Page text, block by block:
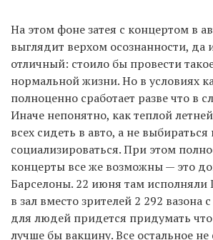
На этом фоне затея с концертом в
выглядит верхом осознанности, да
отличный: стоило бы провести
нормальной жизни. Но в условиях
полноценно сработает разве что в
Иначе непонятно, как теплой
всех сидеть в авто, а не
социализироваться. При этом
концерты все же возможны — это
Барселоны. 22 июня там исполняли
в зал вместо зрителей 2 292 вазона
для людей придется придумать
лучше бы вакцину. Все остальное не